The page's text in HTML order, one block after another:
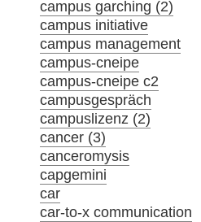
campus garching (2)
campus initiative
campus management
campus-cneipe
campus-cneipe c2
campusgespräch
campuslizenz (2)
cancer (3)
canceromysis
capgemini
car
car-to-x communication